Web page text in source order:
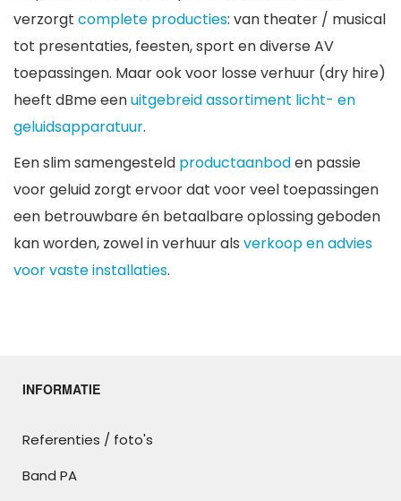
verzorgt complete producties: van theater / musical
tot presentaties, feesten, sport en diverse AV
toepassingen. Maar ook voor losse verhuur (dry hire)
heeft dBme eenuitgebreid assortiment licht- en
geluidsapparatuur.
Een slim samengesteld productaanboden passie
voor geluid zorgt ervoor dat voor veel toepassingen
een betrouwbare én betaalbare oplossing geboden
kan worden, zowel in verhuur als verkoop en advies
voor vaste installaties.
INFORMATIE
Referenties / foto's
Band PA